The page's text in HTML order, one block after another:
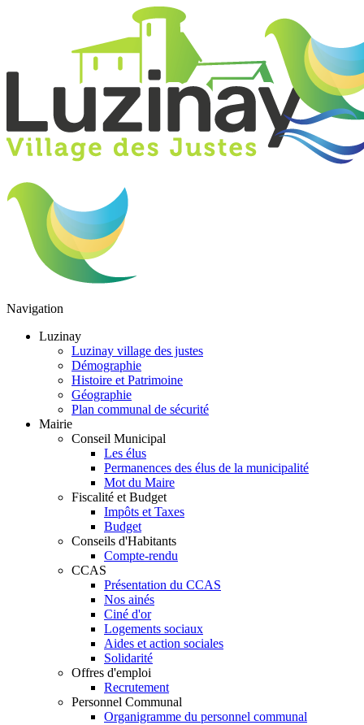
Navigation
Luzinay
Luzinay village des justes
Démographie
Histoire et Patrimoine
Géographie
Plan communal de sécurité
Mairie
Conseil Municipal
Les élus
Permanences des élus de la municipalité
Mot du Maire
Fiscalité et Budget
Impôts et Taxes
Budget
Conseils d'Habitants
Compte-rendu
CCAS
Présentation du CCAS
Nos ainés
Ciné d'or
Logements sociaux
Aides et action sociales
Solidarité
Offres d'emploi
Recrutement
Personnel Communal
Organigramme du personnel communal